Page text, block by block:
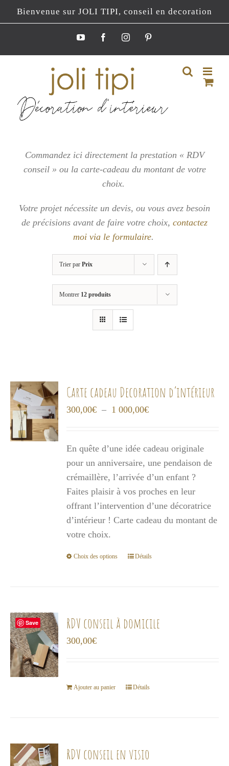
Passer
au
Bienvenue sur JOLI TIPI, conseil en decoration
YouTubeFacebookInstagramPinterest
Commandez ici directement la prestation « RDV
conseil » ou la carte-cadeau du montant de votre
choix.
Votre projet nécessite un devis, ou vous avez besoin
de précisions avant de faire votre choix, contactez
moi via le formulaire.
Trier par Prix
Montrer 12 produits
Carte cadeau Decoration d’intérieur
300,00€ – 1 000,00€Plage
300,00€
à
1
000,00€
En quête d’une idée cadeau originale
pour un anniversaire, une pendaison de
crémaillère, l’arrivée d’un enfant ?
Faites plaisir à vos proches en leur
offrant l’intervention d’une décoratrice
d’intérieur ! Carte cadeau du montant de
votre choix.
Choix des options
Ce
Les
choisies
produit
Détails
RDV conseil à domicile
300,00€
Ajouter au panier Détails
RDV conseil en visio
Save